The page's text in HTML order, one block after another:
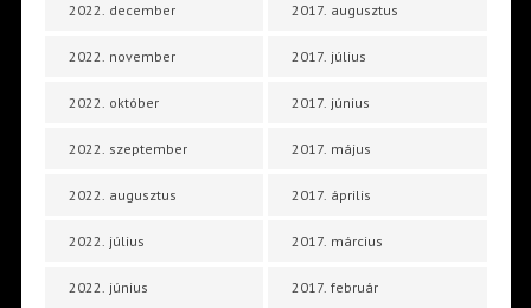
2022. december
2022. november
2022. október
2022. szeptember
2022. augusztus
2022. július
2022. június
2017. augusztus
2017. július
2017. június
2017. május
2017. április
2017. március
2017. február